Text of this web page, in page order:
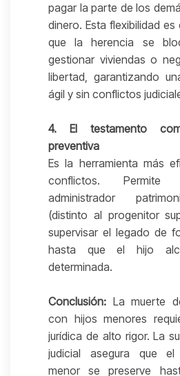
pagar la parte de los
dinero. Esta flexibilidad
que la herencia se
gestionar viviendas o
libertad, garantizando
ágil y sin conflictos
4. El testamento
preventiva
Es la herramienta más
conflictos. Permite
administrador
(distinto al progenitor
supervisar el legado de
hasta que el hijo
determinada.
Conclusión: La muerte
con hijos menores
jurídica de alto rigor. La
judicial asegura que
menor se preserve